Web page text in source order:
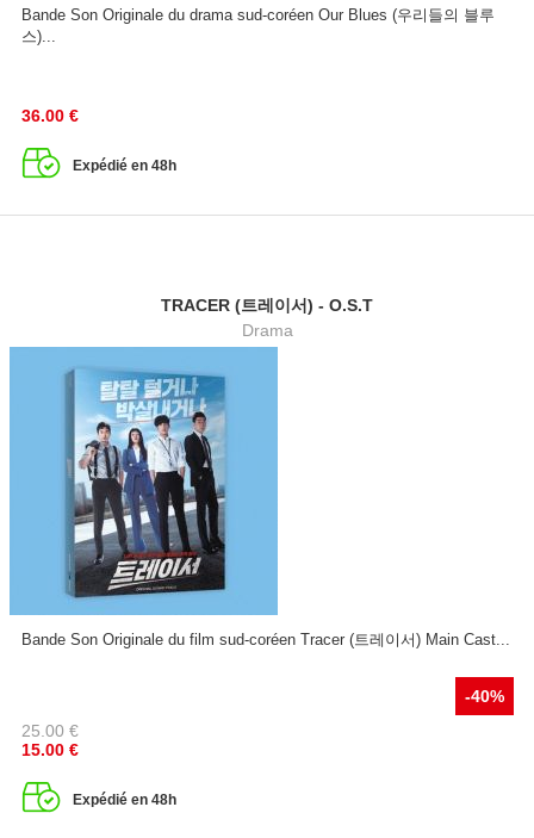
Bande Son Originale du drama sud-coréen Our Blues (우리들의 블루
스)...
36.00 €
Expédié en 48h
TRACER (트레이서) - O.S.T
Drama
Bande Son Originale du film sud-coréen Tracer (트레이서) Main Cast...
-40%
25.00 €
15.00 €
Expédié en 48h